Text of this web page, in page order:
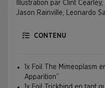
Illustration par Clint
Jason Rainville, Leonardo
CONTENU
1x Foil The Mimeoplasm
Apparition”